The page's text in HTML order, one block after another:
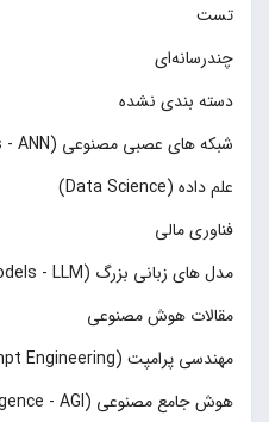
تست
چند‌‌رسانه‌ای
دسته بندی نشده
شبکه های عصبی مصنوعی (Artificial Neural Networks - ANN)
علم داده (Data Science)
فناوری مالی
مدل های زبانی بزرگ (Large Language Models - LLM)
مقالات هوش مصنوعی
مهندسی پرامپت (Prompt Engineering)
هوش جامع مصنوعی (Artificial General Intelligence - AGI)